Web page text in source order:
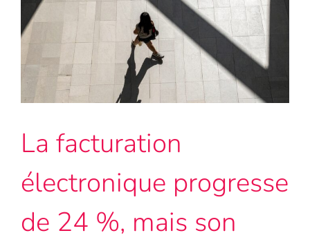
c’est
comme
Oscar
pour
une
La facturation
électronique progresse
de 24 %, mais son